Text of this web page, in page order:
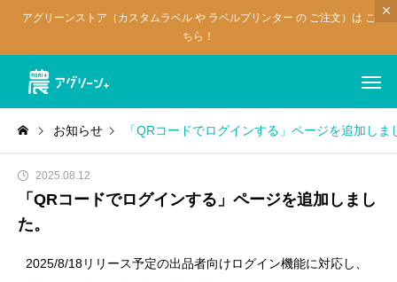
アグリーンストア（カスタムラベル や ラベルプリンター の ご注文）は こ
ちら！
お知らせ 「QRコードでログインする」ページを追加しま
2025.08.12
「QRコードでログインする」ページを追加しまし
た。
2025/8/18リリース予定の出品者向けログイン機能に対応し、